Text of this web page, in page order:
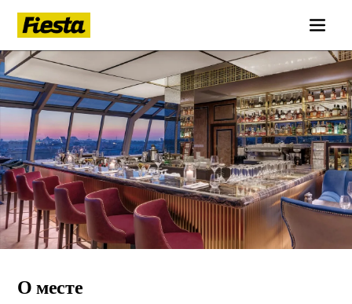
Bellevue (Гранд Отель Мойка
О месте